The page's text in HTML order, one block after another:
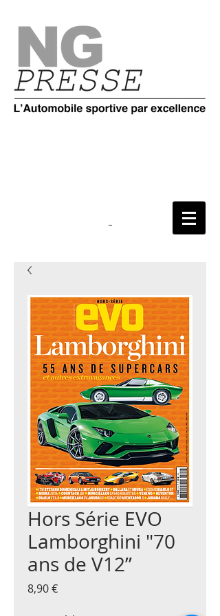
Hors Série EVO
Lamborghini "70
ans de V12”
8,90 €Prix